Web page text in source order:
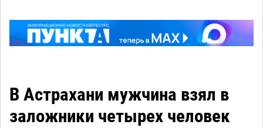
В Астрахани мужчина взял в
заложники четырех человек